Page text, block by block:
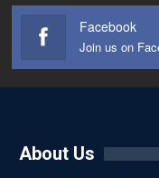
Facebook
Join us on
About Us